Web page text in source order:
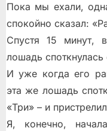
Пока мы ехали,
спокойно сказал:
Спустя 15 минут,
лошадь
И уже когда его
эта же лошадь
«Три» – и
Я, конечно,